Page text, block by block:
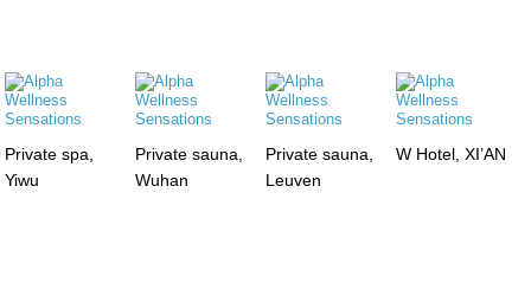
Private spa,
Yiwu
Private sauna,
Wuhan
Private sauna,
Leuven
W Hotel, XI’AN